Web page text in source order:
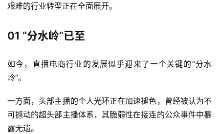
艰难的行业转型正在全面展开。
01 “分水岭”已至
如今，直播电商行业的发展似乎迎来了一个关键的“分水
岭”。
一方面，头部主播的个人光环正在加速褪色，曾经被认为不
可撼动的超头部主播体系，其脆弱性在接连的公众事件中暴
露无遗。